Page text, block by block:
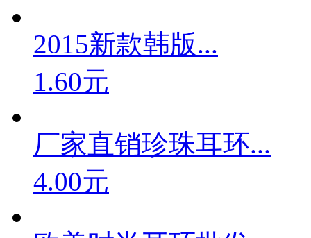
2015新款韩版...
1.60元
厂家直销珍珠耳环...
4.00元